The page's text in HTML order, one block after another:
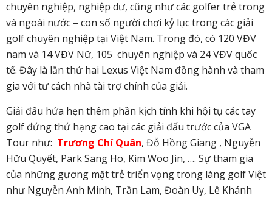
chuyên nghiệp, nghiệp dư, cũng như các golfer trẻ trong
và ngoài nước – con số người chơi kỷ lục trong các giải
golf chuyên nghiệp tại Việt Nam. Trong đó, có 120 VĐV
nam và 14 VĐV Nữ, 105 chuyên nghiệp và 24 VĐV quốc
tế. Đây là lần thứ hai Lexus Việt Nam đồng hành và tham
gia với tư cách nhà tài trợ chính của giải.
Giải đấu hứa hẹn thêm phần kịch tính khi hội tụ các tay
golf đứng thứ hạng cao tại các giải đấu trước của VGA
Tour như: Trương Chí Quân, Đỗ Hồng Giang , Nguyễn
Hữu Quyết, Park Sang Ho, Kim Woo Jin, …. Sự tham gia
của những gương mặt trẻ triển vọng trong làng golf Việt
như Nguyễn Anh Minh, Trần Lam, Đoàn Uy, Lê Khánh